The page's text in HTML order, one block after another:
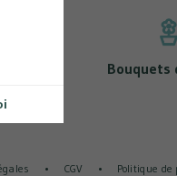
Bouquets
CGV Politique
paramètres de